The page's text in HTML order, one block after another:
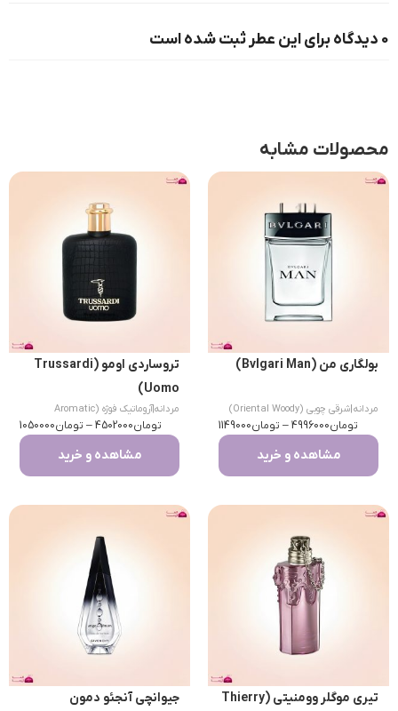
0 دیدگاه برای این عطر ثبت شده است
محصولات مشابه
بولگاری من (Bvlgari Man)
مردانه|شرقی چوبی (Oriental Woody)
تومان4996000
– تومان1149000
مشاهده و خرید
تروساردی اومو (Trussardi
Uomo)
مردانه|
آروماتیک فوژه (Aromatic
Fougere)
تومان4502000
– تومان1050000
مشاهده و خرید
تیری موگلر وومنیتی (Thierry
جیوانچی آنجئو دمون